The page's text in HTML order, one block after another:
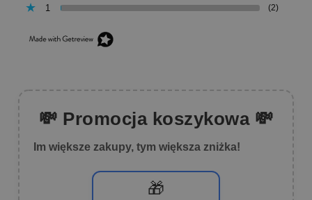
1 (2)
💸 Promocja koszykowa 💸
Im większe zakupy, tym większa zniżka!
🎁